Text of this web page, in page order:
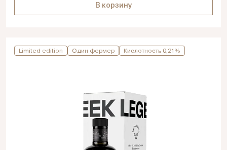
В корзину
Limited edition Один фермер Кислотность 0,21%